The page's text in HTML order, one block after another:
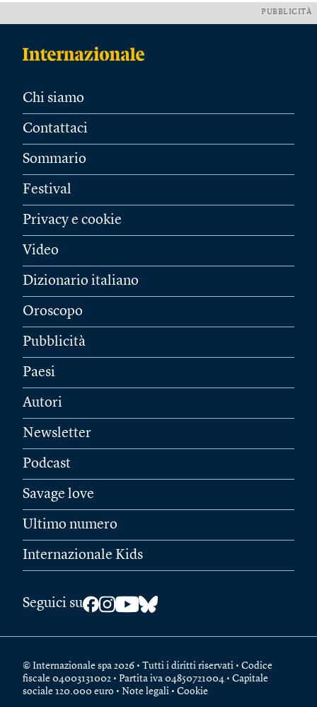
PUBBLICITÀ
Chi siamo
Contattaci
Sommario
Festival
Privacy e cookie
Video
Dizionario italiano
Oroscopo
Pubblicità
Paesi
Autori
Newsletter
Podcast
Savage love
Ultimo numero
Internazionale Kids
Seguici su
© Internazionale spa 2026 • Tutti i diritti riservati • Codice
fiscale 04003131002 • Partita iva 04850721004 • Capitale
sociale 120.000 euro • Note legali • Cookie